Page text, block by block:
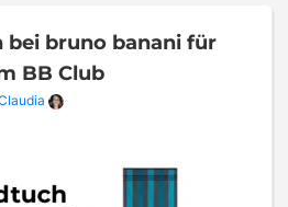
bei bruno banani für
BB Club